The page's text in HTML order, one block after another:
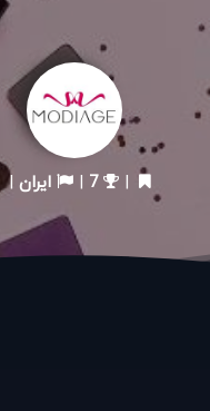
|
7
| ایران |